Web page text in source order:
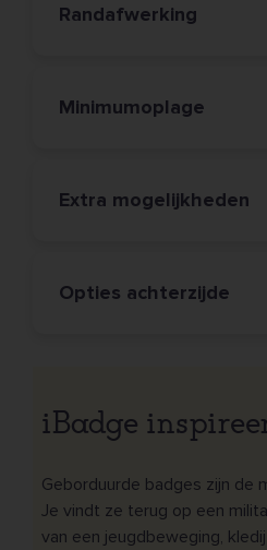
Randafwerking
Minimumoplage
Extra mogelijkheden
Opties achterzijde
iBadge
Geborduurde badges zijn de
Je vindt ze terug op een
van een jeugdbeweging,